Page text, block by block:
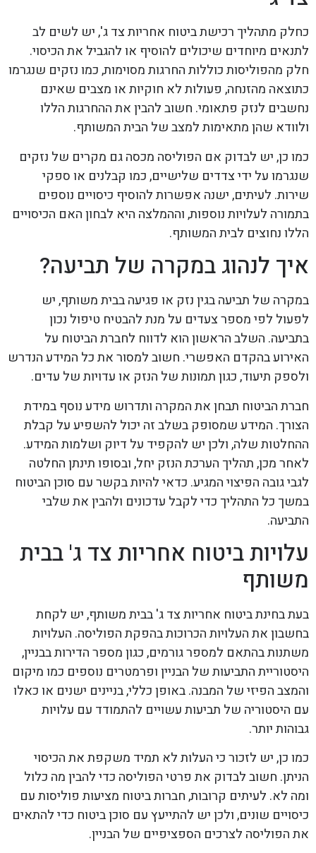
כחלק מתהליך רכישת ביטוח אחריות צד ג', יש לשים לב
לתנאים מיוחדים שיכולים להוסיף או להגביל את הכיסוי.
חלק מהפוליסות כוללות החרגות מסוימות, כמו נזקים שנגרמו
כתוצאה מהזנחה, פעולות לא חוקיות או מצבים שאינם
נחשבים לנזק פתאומי. חשוב להבין את ההחרגות הללו
ולוודא שהן מתאימות למצב של הבית המשותף.
כמו כן, יש לבדוק אם הפוליסה מכסה גם מקרים של נזקים
שנגרמו על ידי צדדים שלישיים, כמו קבלנים או ספקי
שירות. לעיתים, ישנה אפשרות להוסיף כיסויים נוספים
בתמורה לעלויות נוספות, וההמלצה היא לבחון האם הכיסויים
הללו נחוצים לבית המשותף.
איך לנהוג במקרה של תביעה?
במקרה של תביעה בגין נזק או פגיעה בבית משותף, יש
לפעול לפי מספר צעדים על מנת להבטיח טיפול נכון
בתביעה. השלב הראשון הוא לדווח לחברת הביטוח על
האירוע בהקדם האפשרי. חשוב למסור את כל המידע הנדרש
ולספק תיעוד, כגון תמונות של הנזק או עדויות של עדים.
חברת הביטוח תבחן את המקרה ותדרוש מידע נוסף במידת
הצורך. המידע שמסופק בשלב זה יכול להשפיע על קבלת
ההחלטות שלה, ולכן יש להקפיד על דיוק ושלמות המידע.
לאחר מכן, תהליך הערכת הנזק יחל, ובסופו תינתן החלטה
לגבי גובה הפיצוי המגיע. כדאי להיות בקשר עם סוכן הביטוח
במשך כל התהליך כדי לקבל עדכונים ולהבין את שלבי
התביעה.
עלויות ביטוח אחריות צד ג' בבית
משותף
בעת בחינת ביטוח אחריות צד ג' בבית משותף, יש לקחת
בחשבון את העלויות הכרוכות בהפקת הפוליסה. העלויות
משתנות בהתאם למספר גורמים, כגון מספר הדירות בבניין,
היסטוריית התביעות של הבניין ופרמטרים נוספים כמו מיקום
והמצב הפיזי של המבנה. באופן כללי, בניינים ישנים או כאלו
עם היסטוריה של תביעות עשויים להתמודד עם עלויות
גבוהות יותר.
כמו כן, יש לזכור כי העלות לא תמיד משקפת את הכיסוי
הניתן. חשוב לבדוק את פרטי הפוליסה כדי להבין מה כלול
ומה לא. לעיתים קרובות, חברות ביטוח מציעות פוליסות עם
כיסויים שונים, ולכן יש להתייעץ עם סוכן ביטוח כדי להתאים
את הפוליסה לצרכים הספציפיים של הבניין.